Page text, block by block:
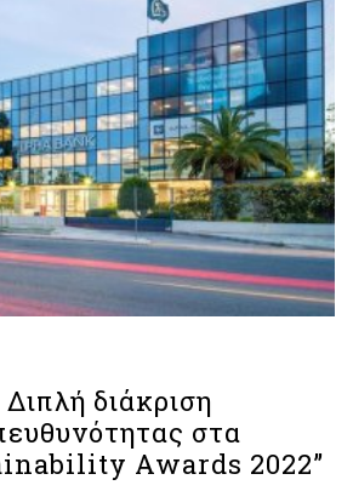
διάκριση
στα
Awards 2022”